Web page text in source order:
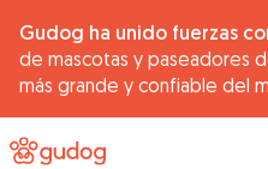
Gudog ha unido fuerzas
de mascotas y paseadores
más grande y confiable del